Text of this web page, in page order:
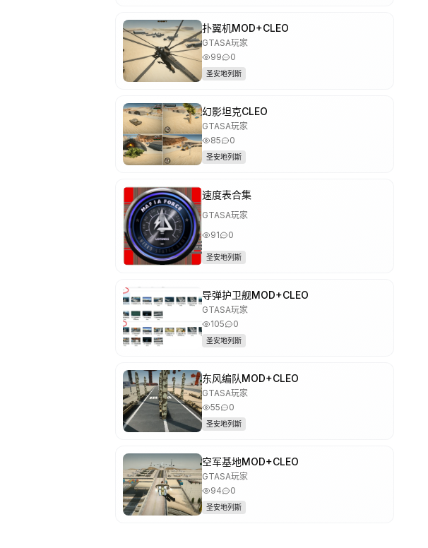
扑翼机MOD+CLEO
GTASA玩家
99
0
圣安地列斯
幻影坦克CLEO
GTASA玩家
85
0
圣安地列斯
速度表合集
GTASA玩家
91
0
圣安地列斯
导弹护卫舰MOD+CLEO
GTASA玩家
105
0
圣安地列斯
东风编队MOD+CLEO
GTASA玩家
55
0
圣安地列斯
空军基地MOD+CLEO
GTASA玩家
94
0
圣安地列斯